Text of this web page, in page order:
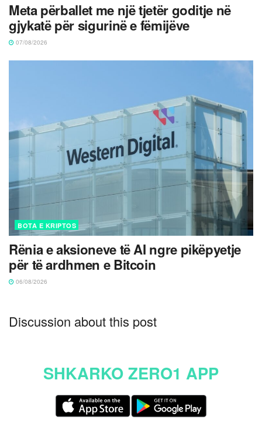
Meta përballet me një tjetër goditje në
gjykatë për sigurinë e fëmijëve
07/08/2026
BOTA E KRIPTOS
Rënia e aksioneve të AI ngre pikëpyetje
për të ardhmen e Bitcoin
06/08/2026
Discussion about this post
SHKARKO ZERO1 APP